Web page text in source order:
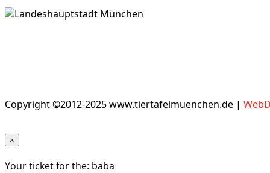
Copyright ©2012-2025 www.tiertafelmuenchen.de |
×
Your ticket for the: baba